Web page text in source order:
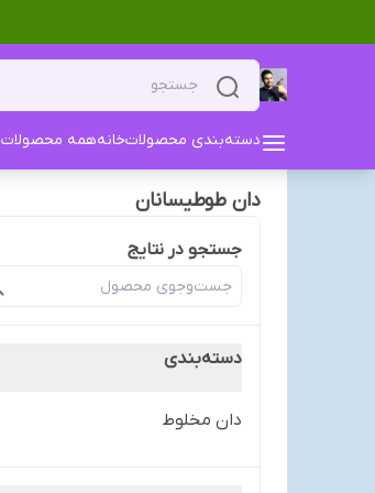
دسته‌بندی محصولاتخانههمه محصولات
دان طوطیسانان
جستجو در نتایج
دسته‌بندی
دان مخلوط